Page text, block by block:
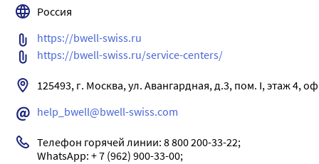
Россия
https://bwell-swiss.ru
https://bwell-swiss.ru/service-centers/
125493, г. Москва, ул. Авангардная, д.3, пом. I, этаж 4,
help_bwell@bwell-swiss.com
Телефон горячей линии: 8 800 200-33-22;
WhatsApp: + 7 (962) 900-33-00;